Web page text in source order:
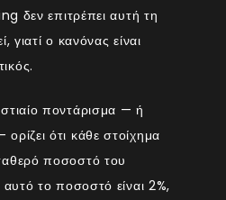
δεν επιτρέπει αυτή τη
γιατί ο κανόνας είναι
ποντάρισμα — ή
ότι κάθε στοίχημα
ποσοστό του
το ποσοστό είναι 2%,